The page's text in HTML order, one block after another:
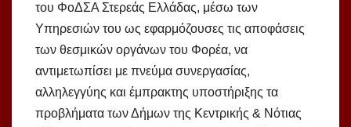
του ΦοΔΣΑ Στερεάς Ελλάδας, μέσω των
Υπηρεσιών του ως εφαρμόζουσες τις αποφάσεις
των θεσμικών οργάνων του Φορέα, να
αντιμετωπίσει με πνεύμα συνεργασίας,
αλληλεγγύης και έμπρακτης υποστήριξης τα
προβλήματα των Δήμων της Κεντρικής & Νότιας